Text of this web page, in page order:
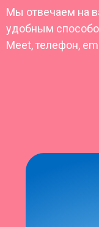
Мы отвечаем на
удобным
Meet, телефон,